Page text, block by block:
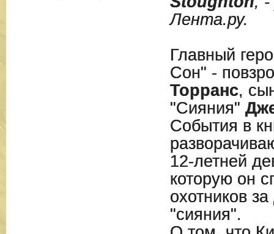
Лента.ру.
Главный
Сон" -
Торранс,
"Сияния"
События в
р
12-летней
которую он
охотников
"сияния".